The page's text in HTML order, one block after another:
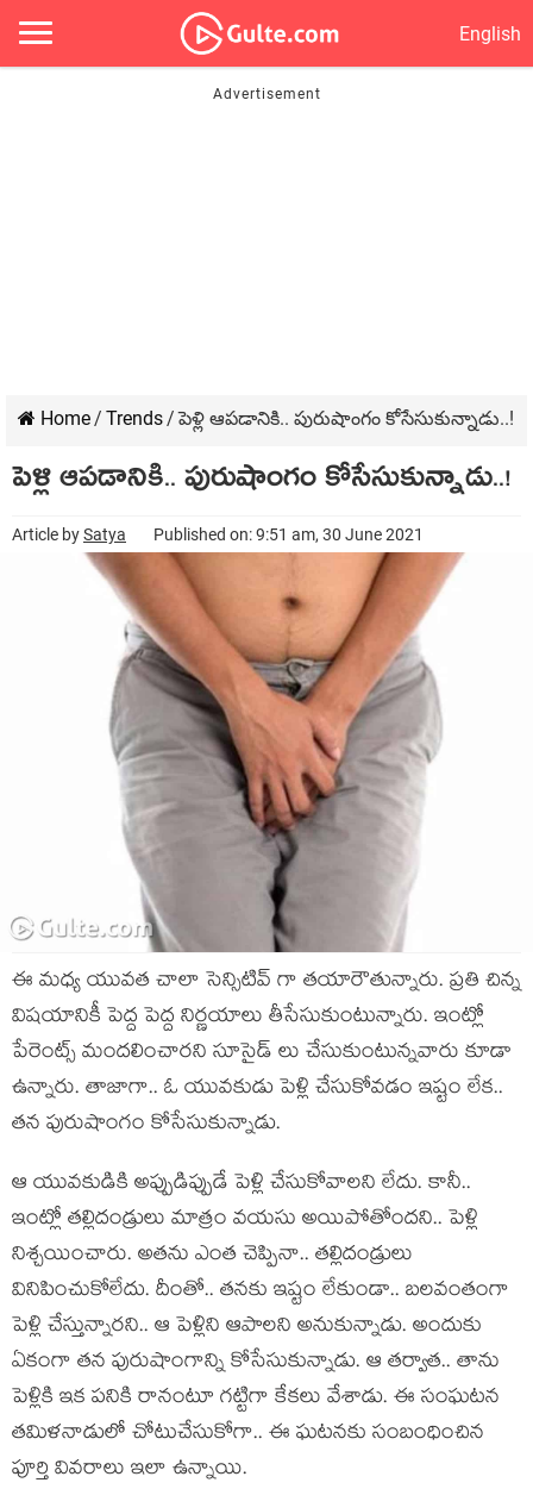
English
Home/ Trends/ పెళ్లి ఆపడానికి.. పురుషాంగం కోసేసుకున్నాడు..!
పెళ్లి ఆపడానికి.. పురుషాంగం కోసేసుకున్నాడు..!
Article bySatya Published on: 9:51 am, 30 June 2021
ఈ మధ్య యువత చాలా సెన్సిటివ్ గా తయారౌతున్నారు. ప్రతి చిన్న
విషయానికీ పెద్ద పెద్ద నిర్ణయాలు తీసేసుకుంటున్నారు. ఇంట్లో
పేరెంట్స్ మందలించారని సూసైడ్ లు చేసుకుంటున్నవారు కూడా
ఉన్నారు. తాజాగా.. ఓ యువకుడు పెళ్లి చేసుకోవడం ఇష్టం లేక..
తన పురుషాంగం కోసేసుకున్నాడు.
ఆ యువకుడికి అప్పుడిప్పుడే పెళ్లి చేసుకోవాలని లేదు. కానీ..
ఇంట్లో తల్లిదండ్రులు మాత్రం వయసు అయిపోతోందని.. పెళ్లి
నిశ్చయించారు. అతను ఎంత చెప్పినా.. తల్లిదండ్రులు
వినిపించుకోలేదు. దీంతో.. తనకు ఇష్టం లేకుండా.. బలవంతంగా
పెళ్లి చేస్తున్నారని.. ఆ పెళ్లిని ఆపాలని అనుకున్నాడు. అందుకు
ఏకంగా తన పురుషాంగాన్ని కోసేసుకున్నాడు. ఆ తర్వాత.. తాను
పెళ్లికి ఇక పనికి రానంటూ గట్టిగా కేకలు వేశాడు. ఈ సంఘటన
తమిళనాడులో చోటుచేసుకోగా.. ఈ ఘటనకు సంబంధించిన
పూర్తి వివరాలు ఇలా ఉన్నాయి.